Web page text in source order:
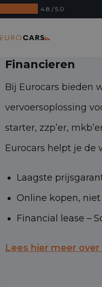
4.8 / 5.0
Financieren
Bij Eurocars bieden
vervoersoplossing
starter, zzp’er,
Eurocars helpt je de
Laagste
Online kopen,
Financial lease –
Lees hier meer